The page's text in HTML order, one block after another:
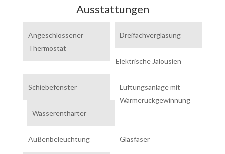
Ausstattungen
Angeschlossener
Thermostat
Dreifachverglasung
Elektrische Jalousien
Lüftungsanlage mit
Wärmerückgewinnung
Schiebefenster
Wasserenthärter
Außenbeleuchtung Glasfaser